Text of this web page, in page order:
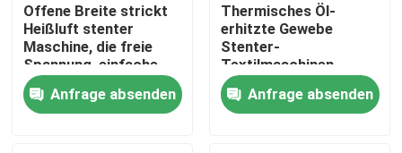
Qualitätskontrolle
Treten Sie mit uns in Verbindung
Offene Breite strickt
Heißluft stenter
Maschine, die freie
Spannung, einfache
Wartung
Anfrage absenden
Thermisches Öl-
erhitzte Gewebe
Stenter-
Textilmaschinen-
Maschenware-Hitze-
Einstellungs-Maschine
Anfrage absenden